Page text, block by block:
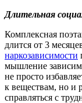
Длительная
Комплексная
длится от 3
наркозависимости
мышление
не просто
к веществам, но и
справляться с